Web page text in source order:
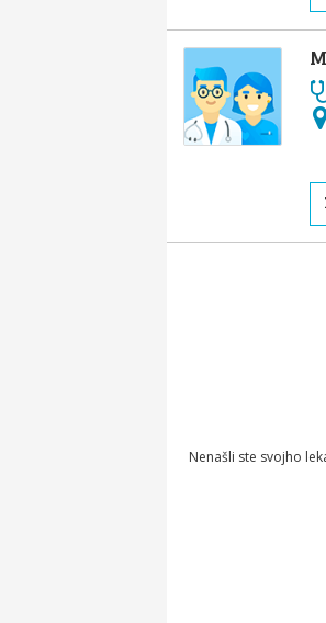
Nenašli ste svojho